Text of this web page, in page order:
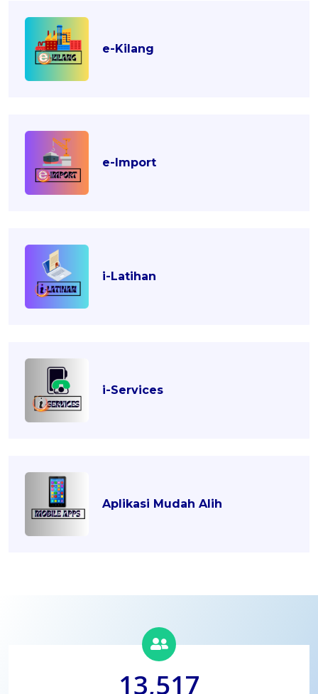
e-Kilang
e-Import
i-Latihan
i-Services
Aplikasi Mudah Alih
13,517